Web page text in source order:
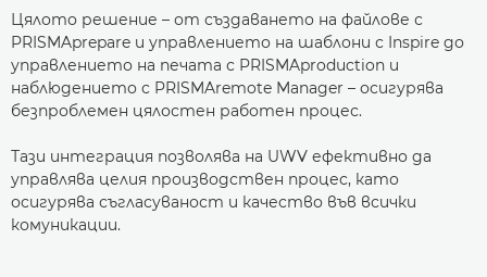
Цялото решение – от създаването на файлове с
PRISMAprepare и управлението на шаблони с Inspire до
управлението на печата с PRISMAproduction и
наблюдението с PRISMAremote Manager – осигурява
безпроблемен цялостен работен процес.
Тази интеграция позволява на UWV ефективно да
управлява целия производствен процес, като
осигурява съгласуваност и качество във всички
комуникации.